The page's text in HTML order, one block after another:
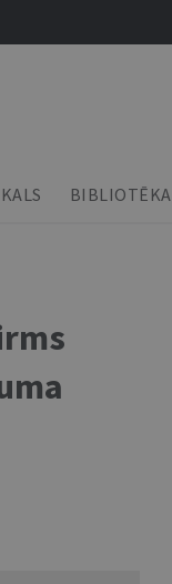
BIBLIOTĒKA